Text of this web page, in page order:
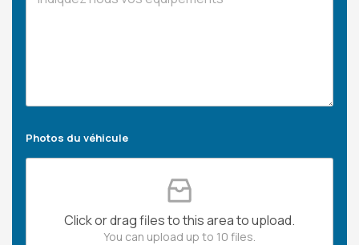
Photos du véhicule
Click or drag files to this area to upload.
You can upload up to 10 files.